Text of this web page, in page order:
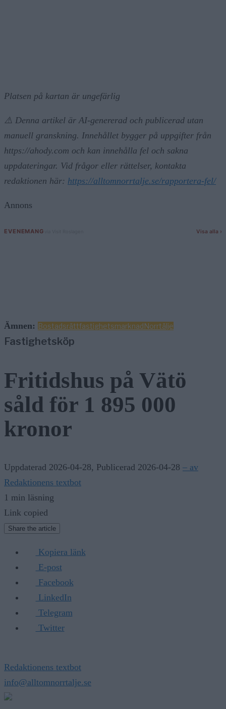
Platsen på kartan är ungefärlig
⚠️ Denna artikel är AI-genererad och publicerad utan
manuell granskning. Innehållet bygger på uppgifter från
https://ahody.com och kan innehålla fel och sakna
uppdateringar. Vid frågor eller rättelser, kontakta
redaktionen här: https://alltomnorrtalje.se/rapportera-fel/
Annons
Ämnen: BostadsrättfastighetsmarknadNorrtälje
Fastighetsköp
Fritidshus på Vätö
såld för 1 895 000
kronor
Uppdaterad 2026-04-28, Publicerad 2026-04-28 – av
Redaktionens textbot
1 min läsning
Link copied
Share the article
Kopiera länk
E-post
Facebook
LinkedIn
Telegram
Twitter
Redaktionens textbot
info@alltomnorrtalje.se